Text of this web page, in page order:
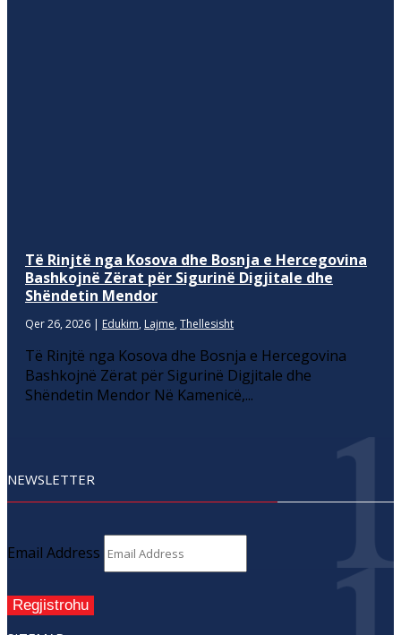
Të Rinjtë nga Kosova dhe Bosnja e Hercegovina
Bashkojnë Zërat për Sigurinë Digjitale dhe
Shëndetin Mendor
Qer 26, 2026 | Edukim, Lajme, Thellesisht
Të Rinjtë nga Kosova dhe Bosnja e Hercegovina
Bashkojnë Zërat për Sigurinë Digjitale dhe
Shëndetin Mendor Në Kamenicë,...
NEWSLETTER
Email Address
Regjistrohu